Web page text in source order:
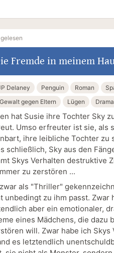
gelesen
Fremde in meinem
Delaney Penguin Roman
Gewalt gegen Eltern Lügen Drama
hat Susie ihre Tochter Sky
Umso erfreuter ist sie, als
ihre leibliche Tochter zu
schließlich, Sky aus den
Skys Verhalten destruktive
zu zerstören ...
als "Thriller"
unbedingt zu ihm passt.
aber ein emotionaler,
eines Mädchens, die dazu
will. Zwar habe ich
es letztendlich